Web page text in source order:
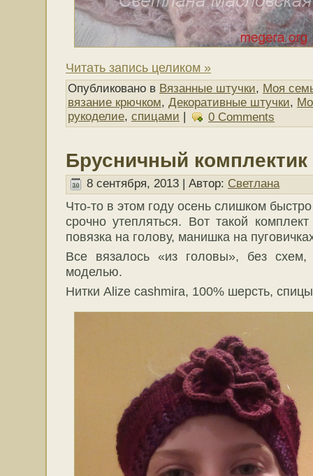
Читать запись целиком »
Опубликовано в Вязанные штучки, Моя
вязание крючком, Декоративные штучки,
рукоделие, спицами 0 Comments
Брусничный комплектик
8 сентября, 2013 | Автор: Светлана
Что-то в этом году осень слишком
срочно утепляться. Вот такой
повязка на голову, манишка на
Все вязалось «из головы», без схем,
моделью.
Нитки Alize cashmira, 100% шерсть,